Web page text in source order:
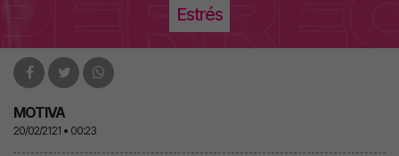
Estrés
MOTIVA
20/02/2121 • 00:23